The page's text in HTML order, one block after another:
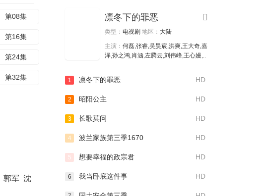
半熟恋人第五季 锦心似玉
第08集
第16集
第24集
第32集
郭军 沈
凛冬下的罪恶
类型： 电视剧 地区： 大陆
主演： 何磊,张睿,吴昊宸,洪爽,王大奇,嘉
泽,孙之鸿,肖涵,左腾云,刘伟峰,王心嫚,..
HD
1 凛冬下的罪恶
HD
2 昭阳公主
HD
3 长歌莫问
HD
4 波兰家族第三季1670
HD
5 想要幸福的政宗君
HD
6 我当卧底这件事